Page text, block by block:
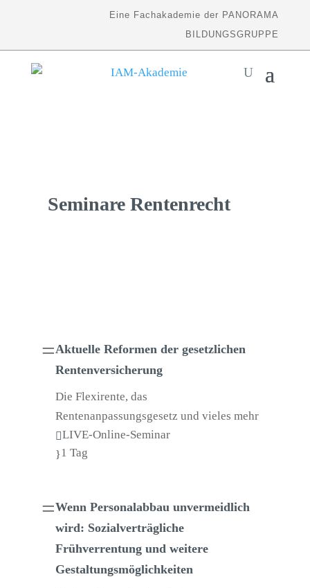
Eine Fachakademie der PANORAMA
BILDUNGSGRUPPE
Seminare Rentenrecht
=Aktuelle Reformen der gesetzlichen
Rentenversicherung
Die Flexirente, das
Rentenanpassungsgesetz und vieles mehr
LIVE-Online-Seminar
}1 Tag
=Wenn Personalabbau unvermeidlich
wird: Sozialverträgliche
Frühverrentung und weitere
Gestaltungsmöglichkeiten